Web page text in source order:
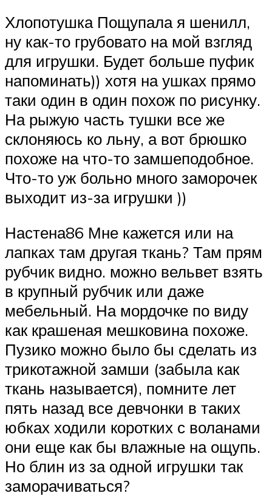
Хлопотушка Пощупала я шенилл,
ну как-то грубовато на мой взгляд
для игрушки. Будет больше пуфик
напоминать)) хотя на ушках прямо
таки один в один похож по рисунку.
На рыжую часть тушки все же
склоняюсь ко льну, а вот брюшко
похоже на что-то замшеподобное.
Что-то уж больно много заморочек
выходит из-за игрушки ))
Настена86 Мне кажется или на
лапках там другая ткань? Там прям
рубчик видно. можно вельвет взять
в крупный рубчик или даже
мебельный. На мордочке по виду
как крашеная мешковина похоже.
Пузико можно было бы сделать из
трикотажной замши (забыла как
ткань называется), помните лет
пять назад все девчонки в таких
юбках ходили коротких с воланами
они еще как бы влажные на ощупь.
Но блин из за одной игрушки так
заморачиваться?